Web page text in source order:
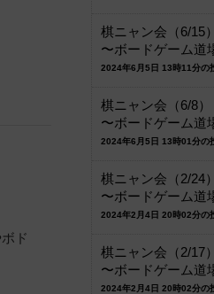
ド
棋ニャン会（6/15
〜ボードゲーム道
2024年6月5日 13時11分の
棋ニャン会（6/8
〜ボードゲーム道
2024年6月5日 13時01分の
棋ニャン会（2/24
〜ボードゲーム道
2024年2月4日 20時02分の
棋ニャン会（2/17
〜ボードゲーム道
2024年2月4日 20時02分の